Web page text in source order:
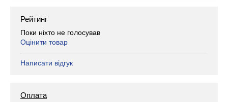
Рейтинг
Поки ніхто не голосував
Оцінити товар
Написати відгук
Оплата